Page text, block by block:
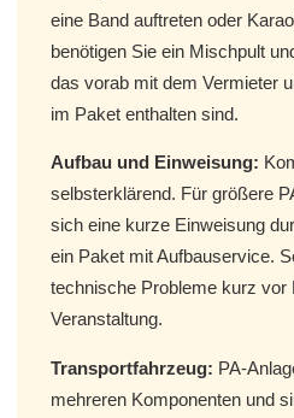
eine Band auftreten oder
benötigen Sie ein Mischpult
das vorab mit dem Vermieter
im Paket enthalten sind.
Aufbau und Einweisung:
selbsterklärend. Für größere
sich eine kurze Einweisung
ein Paket mit Aufbauservice.
technische Probleme kurz vor
Veranstaltung.
Transportfahrzeug: PA-
mehreren Komponenten und